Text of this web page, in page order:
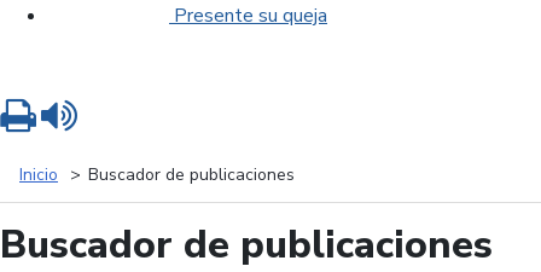
Presente su queja
Inicio Buscador de publicaciones
Buscador de publicaciones
Imprimir